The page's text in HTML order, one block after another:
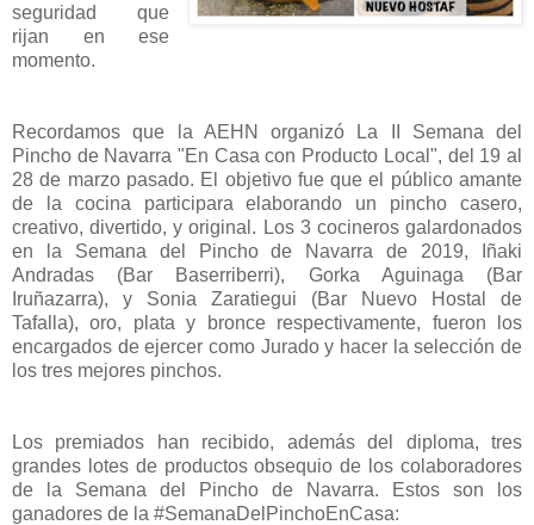
seguridad que
rijan en ese
momento.
Recordamos que la AEHN organizó La II Semana del
Pincho de Navarra "En Casa con Producto Local", del 19 al
28 de marzo pasado. El objetivo fue que el público amante
de la cocina participara elaborando un pincho casero,
creativo, divertido, y original. Los 3 cocineros galardonados
en la Semana del Pincho de Navarra de 2019, Iñaki
Andradas (Bar Baserriberri), Gorka Aguinaga (Bar
Iruñazarra), y Sonia Zaratiegui (Bar Nuevo Hostal de
Tafalla), oro, plata y bronce respectivamente, fueron los
encargados de ejercer como Jurado y hacer la selección de
los tres mejores pinchos.
Los premiados han recibido, además del diploma, tres
grandes lotes de productos obsequio de los colaboradores
de la Semana del Pincho de Navarra. Estos son los
ganadores de la #SemanaDelPinchoEnCasa: